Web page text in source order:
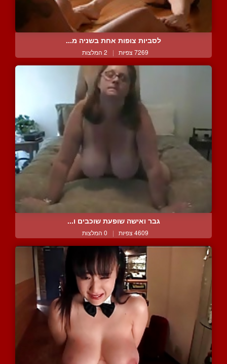
לסביות צופות אחת בשניה מ...
7269 צפיות | 2 המלצות
גבר ואישה שופעת שוכבים ו...
4609 צפיות | 0 המלצות